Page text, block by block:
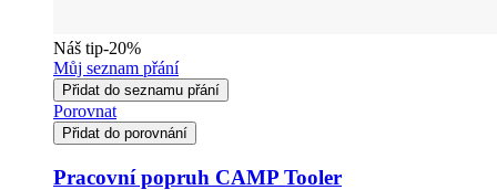
Náš tip-20%
Můj seznam přání
Přidat do seznamu přání
Porovnat
Přidat do porovnání
Pracovní popruh CAMP Tooler